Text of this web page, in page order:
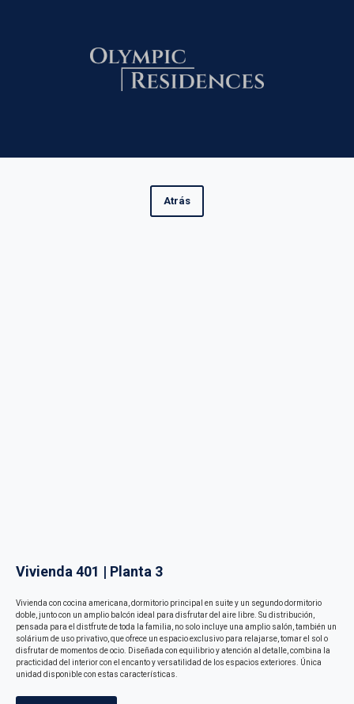
Atrás
Vivienda 401 | Planta 3
Vivienda con cocina americana, dormitorio principal en suite y un segundo dormitorio
doble, junto con un amplio balcón ideal para disfrutar del aire libre. Su distribución,
pensada para el distfrute de toda la familia, no solo incluye una amplio salón, también un
solárium de uso privativo, que ofrece un espacio exclusivo para relajarse, tomar el sol o
disfrutar de momentos de ocio. Diseñada con equilibrio y atención al detalle, combina la
practicidad del interior con el encanto y versatilidad de los espacios exteriores. Única
unidad disponible con estas características.